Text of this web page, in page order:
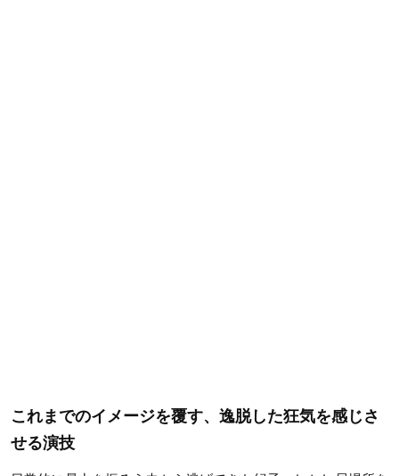
これまでのイメージを覆す、逸脱した狂気を感じさ
せる演技